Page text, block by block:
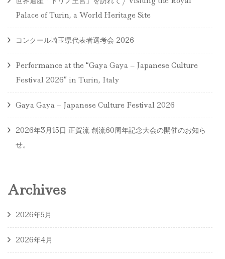
Palace of Turin, a World Heritage Site
コンクール埼玉県代表者選考会 2026
Performance at the “Gaya Gaya – Japanese Culture
Festival 2026” in Turin, Italy
Gaya Gaya – Japanese Culture Festival 2026
2026年3月15日 正賀流 創流60周年記念大会の開催のお知ら
せ。
Archives
2026年5月
2026年4月